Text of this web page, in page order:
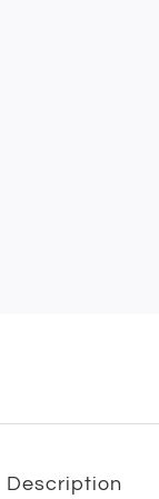
Description